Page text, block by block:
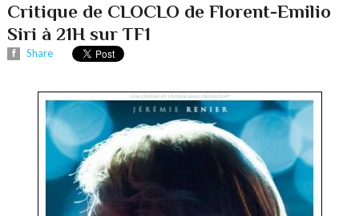
Critique de CLOCLO de Florent-Emilio
Siri à 21H sur TF1
Share